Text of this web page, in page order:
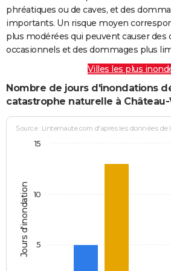
phréatiques ou de caves, et des
importants. Un risque moyen
plus modérées qui peuvent causer
occasionnels et des dommages plus
Villes les plus
Nombre de jours d'inondations
catastrophe naturelle à
Jours d'inondation
Source : Linternaute.com d'après les données de
5
10
15